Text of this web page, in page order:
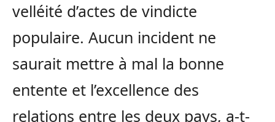
velléité d’actes de vindicte
populaire. Aucun incident ne
saurait mettre à mal la bonne
entente et l’excellence des
relations entre les deux pays, a-t-